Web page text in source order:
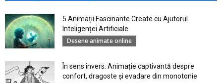
5 Animații Fascinante Create cu Ajutorul
Inteligenței Artificiale
Desene animate online
În sens invers. Animație captivantă despre
confort, dragoste și evadare din monotonie